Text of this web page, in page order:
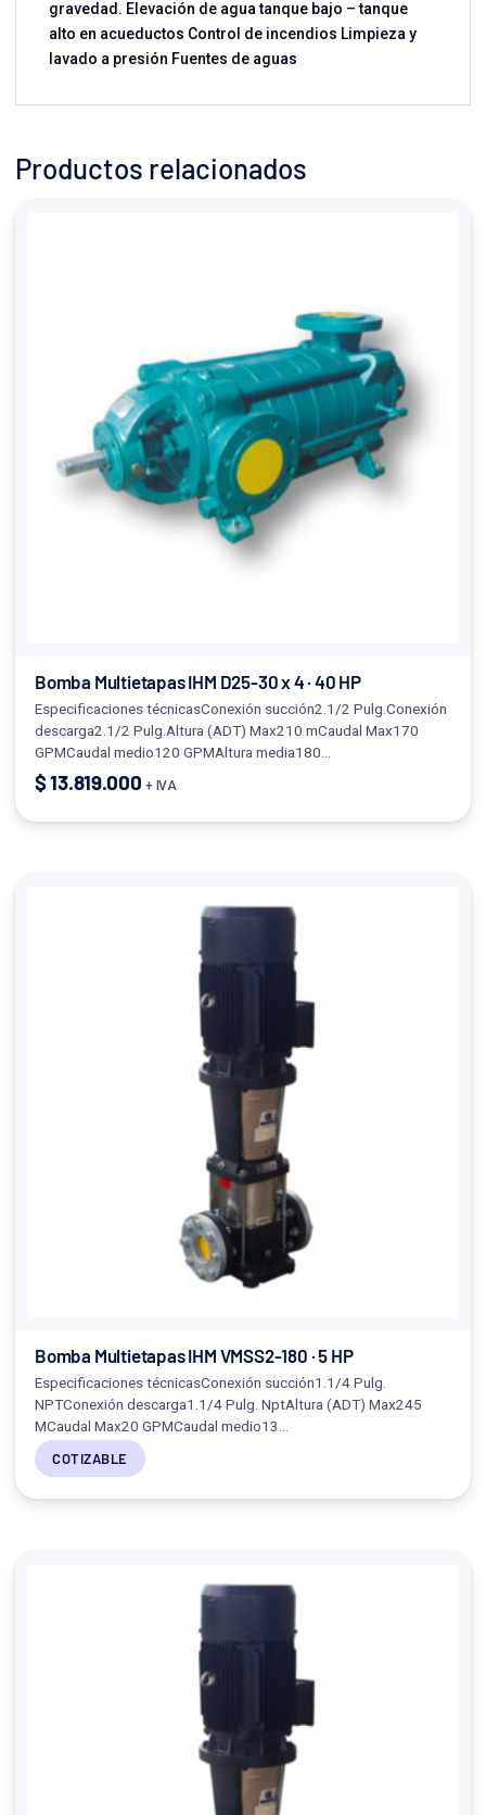
gravedad. Elevación de agua tanque bajo – tanque
alto en acueductos Control de incendios Limpieza y
lavado a presión Fuentes de aguas
Productos relacionados
Bomba Multietapas IHM D25-30 x 4 · 40 HP
Especificaciones técnicasConexión succión2.1/2 Pulg.Conexión
descarga2.1/2 Pulg.Altura (ADT) Max210 mCaudal Max170
GPMCaudal medio120 GPMAltura media180…
$13.819.000 + IVA
Bomba Multietapas IHM VMSS2-180 · 5 HP
Especificaciones técnicasConexión succión1.1/4 Pulg.
NPTConexión descarga1.1/4 Pulg. NptAltura (ADT) Max245
MCaudal Max20 GPMCaudal medio13…
COTIZABLE